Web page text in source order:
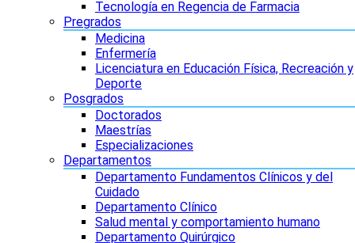
Tecnología en Regencia de Farmacia
Pregrados
Medicina
Enfermería
Licenciatura en Educación Física, Recreación y
Deporte
Posgrados
Doctorados
Maestrías
Especializaciones
Departamentos
Departamento Fundamentos Clínicos y del
Cuidado
Departamento Clínico
Salud mental y comportamiento humano
Departamento Quirúrgico